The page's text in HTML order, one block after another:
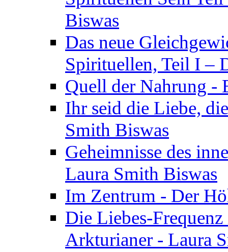
Biswas
Das neue
Spirituellen, Teil I –
Quell der Nahrung -
Ihr seid die Liebe,
Smith Biswas
Geheimnisse des
Laura Smith Biswas
Im Zentrum - Der
Die Liebes-
Arkturianer - Laura